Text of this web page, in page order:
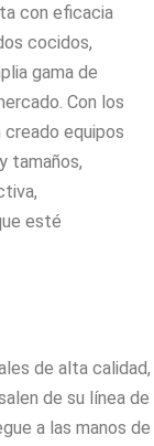
con eficacia
cocidos,
gama de
Con los
equipos
tamaños,
esté
de alta calidad,
de su línea de
a las manos de